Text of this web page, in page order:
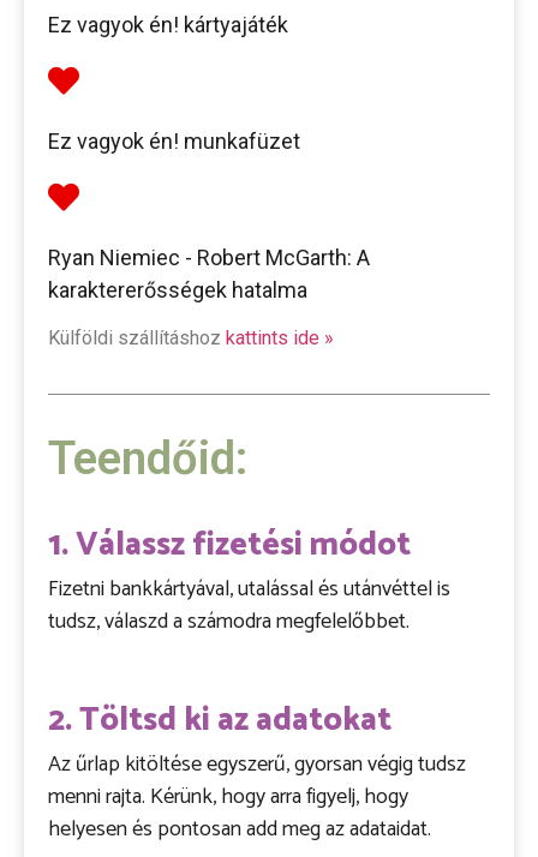
Ez vagyok én! kártyajáték
Ez vagyok én! munkafüzet
Ryan Niemiec - Robert McGarth: A
karaktererősségek hatalma
Külföldi szállításhoz kattints ide »
Teendőid:
1. Válassz fizetési módot
Fizetni bankkártyával, utalással és utánvéttel is
tudsz, válaszd a számodra megfelelőbbet.
2. Töltsd ki az adatokat
Az űrlap kitöltése egyszerű, gyorsan végig tudsz
menni rajta. Kérünk, hogy arra figyelj, hogy
helyesen és pontosan add meg az adataidat.